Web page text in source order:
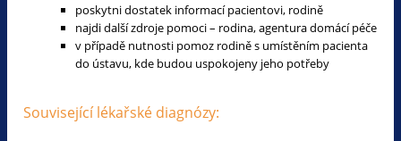
poskytni dostatek informací pacientovi, rodině
najdi další zdroje pomoci – rodina, agentura domácí péče
v případě nutnosti pomoz rodině s umístěním pacienta
do ústavu, kde budou uspokojeny jeho potřeby
Související lékařské diagnózy: